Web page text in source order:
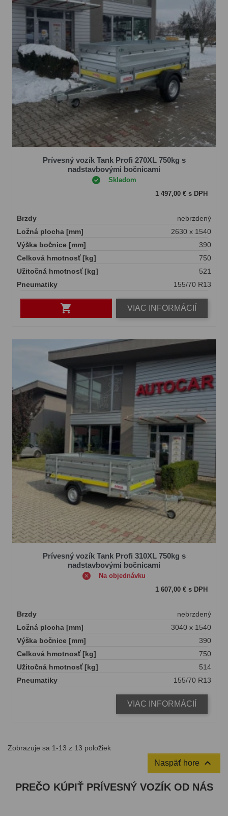
Prívesný vozík Tank Profi 270XL 750kg s
nadstavbovými bočnicami
Skladom
1 497,00 € s DPH
Brzdy
nebrzdený
Ložná plocha [mm]
2630 x 1540
Výška bočnice [mm]
390
Celková hmotnosť [kg]
750
Užitočná hmotnosť [kg]
521
Pneumatiky
155/70 R13
 VIAC INFORMÁCIÍ
Prívesný vozík Tank Profi 310XL 750kg s
nadstavbovými bočnicami
Na objednávku
1 607,00 € s DPH
Brzdy
nebrzdený
Ložná plocha [mm]
3040 x 1540
Výška bočnice [mm]
390
Celková hmotnosť [kg]
750
Užitočná hmotnosť [kg]
514
Pneumatiky
155/70 R13
VIAC INFORMÁCIÍ
Zobrazuje sa 1-13 z 13 položiek
Naspäť hore 
PREČO KÚPIŤ PRÍVESNÝ VOZÍK OD NÁS